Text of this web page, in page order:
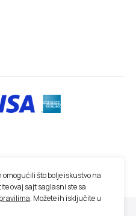
što bolje iskustvo na
ovaj sajt saglasni ste sa
pravilima. Možete ih isključite u